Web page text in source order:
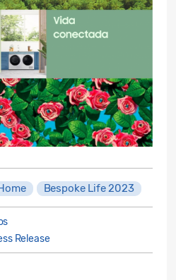
Bespoke Life 2023
Release